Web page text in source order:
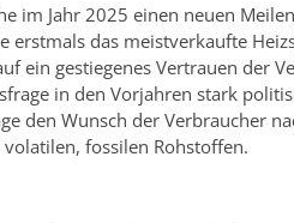
im Jahr 2025 einen neuen
erstmals das meistverkaufte
ein gestiegenes Vertrauen der
in den Vorjahren stark
den Wunsch der Verbraucher
fossilen Rohstoffen.